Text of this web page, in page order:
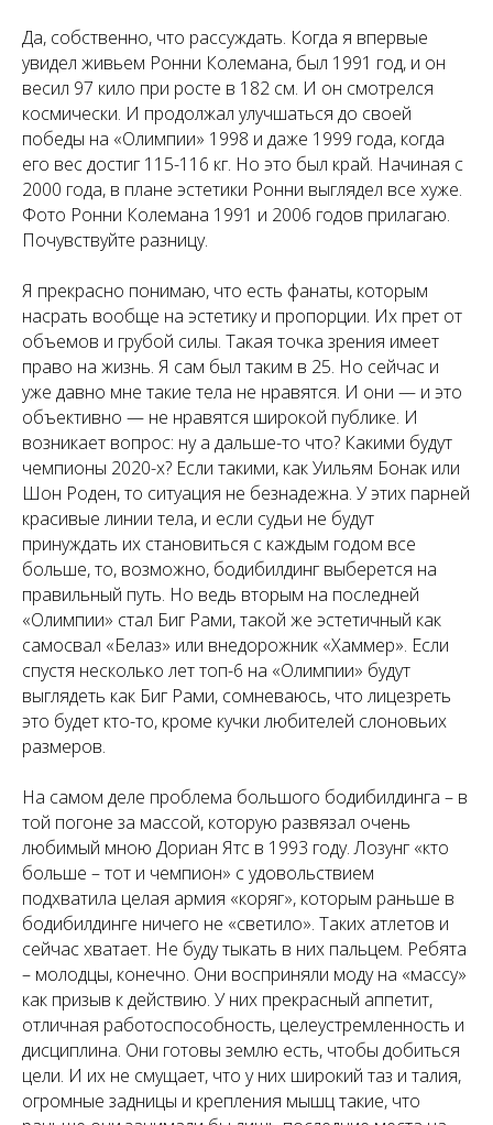
Да, собственно, что рассуждать. Когда я впервые
увидел живьем Ронни Колемана, был 1991 год, и он
весил 97 кило при росте в 182 см. И он смотрелся
космически. И продолжал улучшаться до своей
победы на «Олимпии» 1998 и даже 1999 года, когда
его вес достиг 115-116 кг. Но это был край. Начиная с
2000 года, в плане эстетики Ронни выглядел все хуже.
Фото Ронни Колемана 1991 и 2006 годов прилагаю.
Почувствуйте разницу.
Я прекрасно понимаю, что есть фанаты, которым
насрать вообще на эстетику и пропорции. Их прет от
объемов и грубой силы. Такая точка зрения имеет
право на жизнь. Я сам был таким в 25. Но сейчас и
уже давно мне такие тела не нравятся. И они — и это
объективно — не нравятся широкой публике. И
возникает вопрос: ну а дальше-то что? Какими будут
чемпионы 2020-х? Если такими, как Уильям Бонак или
Шон Роден, то ситуация не безнадежна. У этих парней
красивые линии тела, и если судьи не будут
принуждать их становиться с каждым годом все
больше, то, возможно, бодибилдинг выберется на
правильный путь. Но ведь вторым на последней
«Олимпии» стал Биг Рами, такой же эстетичный как
самосвал «Белаз» или внедорожник «Хаммер». Если
спустя несколько лет топ-6 на «Олимпии» будут
выглядеть как Биг Рами, сомневаюсь, что лицезреть
это будет кто-то, кроме кучки любителей слоновьих
размеров.
На самом деле проблема большого бодибилдинга – в
той погоне за массой, которую развязал очень
любимый мною Дориан Ятс в 1993 году. Лозунг «кто
больше – тот и чемпион» с удовольствием
подхватила целая армия «коряг», которым раньше в
бодибилдинге ничего не «светило». Таких атлетов и
сейчас хватает. Не буду тыкать в них пальцем. Ребята
– молодцы, конечно. Они восприняли моду на «массу»
как призыв к действию. У них прекрасный аппетит,
отличная работоспособность, целеустремленность и
дисциплина. Они готовы землю есть, чтобы добиться
цели. И их не смущает, что у них широкий таз и талия,
огромные задницы и крепления мышц такие, что